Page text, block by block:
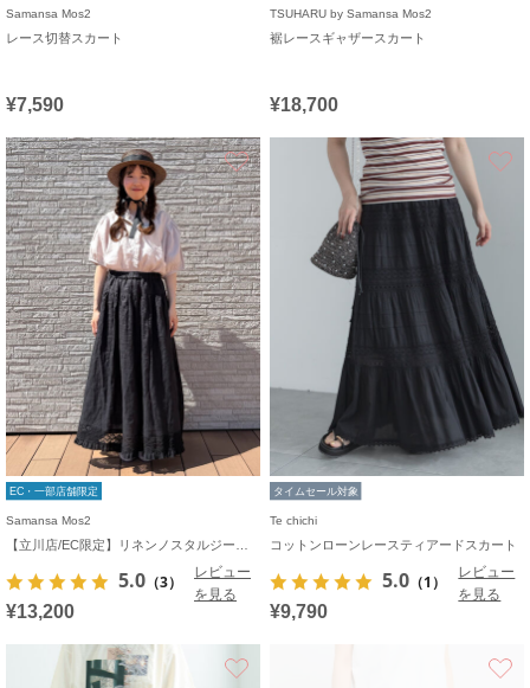
Samansa Mos2
レース切替スカート
¥7,590
TSUHARU by Samansa Mos2
裾レースギャザースカート
¥18,700
お気に入り
EC・一部店舗限定
Samansa Mos2
5.0 （3）
レビュー
を見る
¥13,200
タイムセール対象
Te chichi
コットンローンレースティアードスカート
5.0 （1）
レビュー
を見る
¥9,790